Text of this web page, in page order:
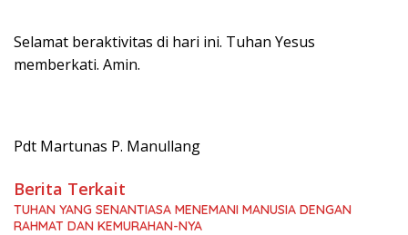
Selamat beraktivitas di hari ini. Tuhan Yesus
memberkati. Amin.
Pdt Martunas P. Manullang
Berita Terkait
TUHAN YANG SENANTIASA MENEMANI MANUSIA DENGAN
RAHMAT DAN KEMURAHAN-NYA